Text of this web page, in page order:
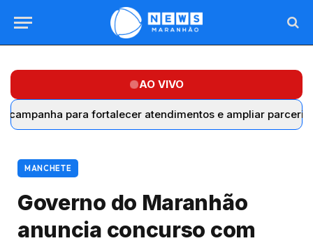
AO VIVO
para fortalecer atendimentos e ampliar parcerias com
MANCHETE
Governo do Maranhão
anuncia concurso com